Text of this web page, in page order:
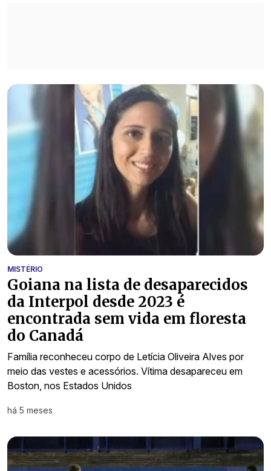
MISTÉRIO
Goiana na lista de desaparecidos
da Interpol desde 2023 é
encontrada sem vida em floresta
do Canadá
Família reconheceu corpo de Letícia Oliveira Alves por
meio das vestes e acessórios. Vítima desapareceu em
Boston, nos Estados Unidos
há 5 meses